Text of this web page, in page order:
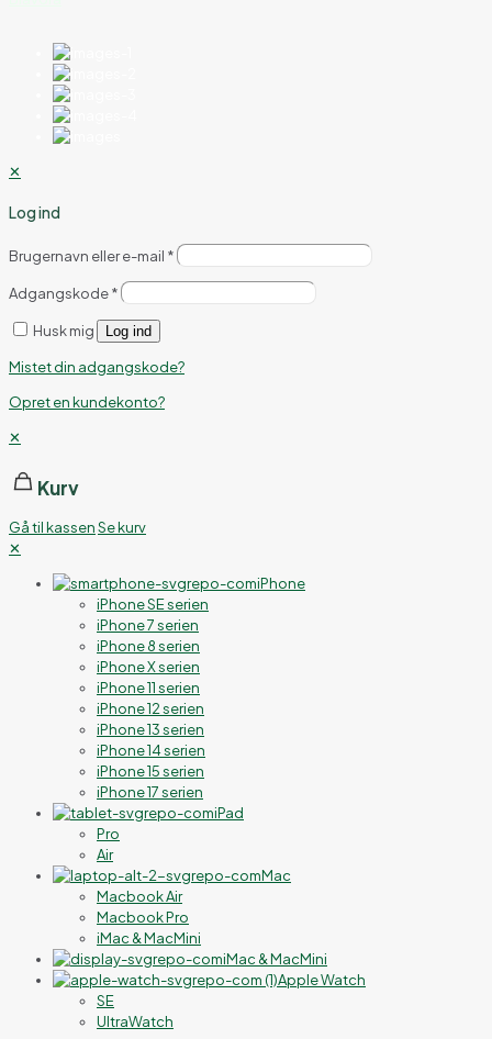
✕
Log ind
Brugernavn eller e-mail *
Adgangskode*
Husk mig Log ind
Mistet din adgangskode?
Opret en kundekonto?
✕
Kurv
Gå til kassenSe kurv
✕
iPhone
iPhone SE serien
iPhone 7 serien
iPhone 8 serien
iPhone X serien
iPhone 11 serien
iPhone 12 serien
iPhone 13 serien
iPhone 14 serien
iPhone 15 serien
iPhone 17 serien
iPad
Pro
Air
Mac
Macbook Air
Macbook Pro
iMac & MacMini
iMac & MacMini
Apple Watch
SE
UltraWatch